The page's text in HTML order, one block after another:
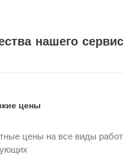
нашего
цены
цены на все виды